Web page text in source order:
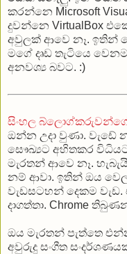
කරන්නෙ Microsoft
දුවන්නෙ VirtualBox
අවුලක් ආවෙ නෑ. ඉතින්
මගේ දෘඩ තැටියෙ
අනවශ්‍ය බවට. :)
සිංහල බ්ලොග්කරුවන්ගේ
ඔන්න උදා වුණා. වැඩේ
සෞඛ්‍යට අහිතකර විධියට
මැරතන් ආවෙ නෑ.
නම් ආවා. ඉතින් ඔය
වැඩසටහන් දෙකම වැඩ.
දාගත්තා. Chrome
ඔය මැරතන් පැත්තෙ
අවුරුදු සංගීත